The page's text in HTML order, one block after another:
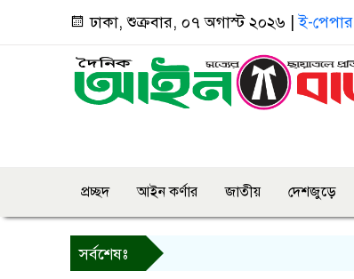
ঢাকা, শুক্রবার, ০৭ অগাস্ট ২০২৬ |ই-পেপার
প্রচ্ছদ আইন কর্ণার জাতীয় দেশজুড়ে
সর্বশেষঃ